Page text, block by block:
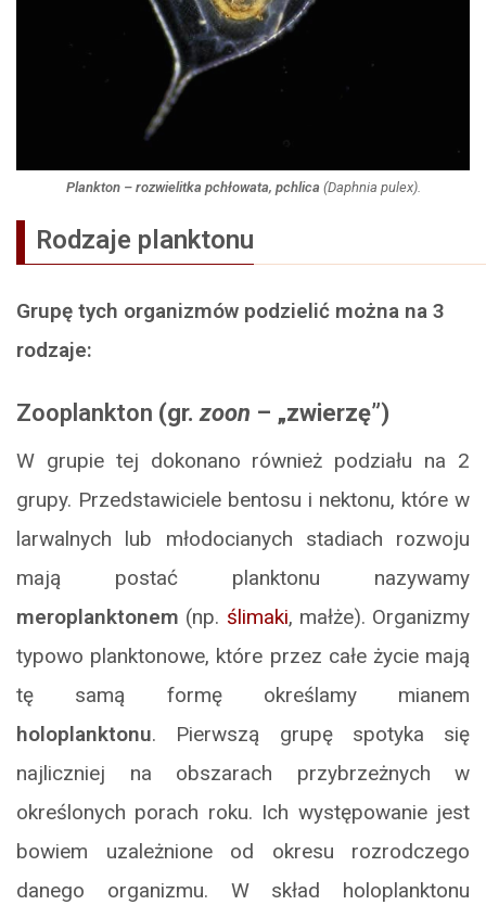
Plankton – rozwielitka pchłowata, pchlica (Daphnia pulex).
Rodzaje planktonu
Grupę tych organizmów podzielić można na 3
rodzaje:
Zooplankton (gr.zoon – „zwierzę”)
W grupie tej dokonano również podziału na 2
grupy. Przedstawiciele bentosu i nektonu, które w
larwalnych lub młodocianych stadiach rozwoju
mają postać planktonu nazywamy
meroplanktonem (np. ślimaki, małże). Organizmy
typowo planktonowe, które przez całe życie mają
tę samą formę określamy mianem
holoplanktonu. Pierwszą grupę spotyka się
najliczniej na obszarach przybrzeżnych w
określonych porach roku. Ich występowanie jest
bowiem uzależnione od okresu rozrodczego
danego organizmu. W skład holoplanktonu